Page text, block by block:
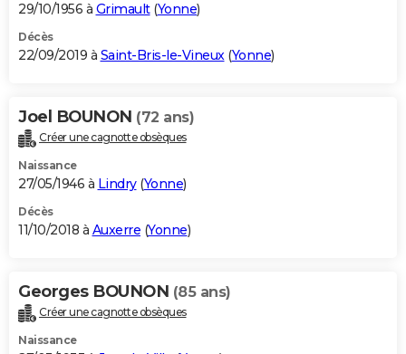
29/10/1956 à Grimault(Yonne)
Décès
22/09/2019 à Saint-Bris-le-Vineux(Yonne)
Joel BOUNON (72 ans)
Créer une cagnotte obsèques
Naissance
27/05/1946 à Lindry(Yonne)
Décès
11/10/2018 à Auxerre (Yonne)
Georges BOUNON (85 ans)
Créer une cagnotte obsèques
Naissance